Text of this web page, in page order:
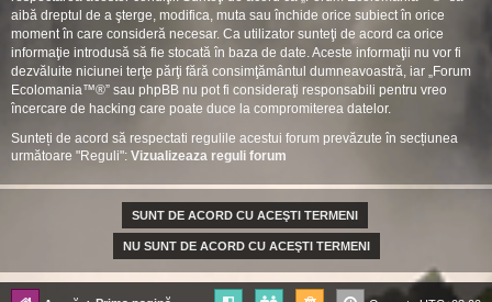
aibă dreptul de a şterge, modifica, muta sau închide orice subiect în orice
moment în care consideră necesar. Ca utilizator sunteţi de acord ca orice
informaţie introdusă să fie stocată în baza de date. Aceste informaţii nu vor fi
dezvăluite niciunei terţe părţi fără consimţământul dumneavoastră, iar „Forum
Ecolomania™®” sau phpBB nu pot fi consideraţi responsabili pentru vreo
încercare de hacking care poate duce la compromiterea datelor.
Sunteți de acord să respectati regulile acestui forum prevăzute în secțiunea
următoare "Reguli": Vizualizeaza reguli forum